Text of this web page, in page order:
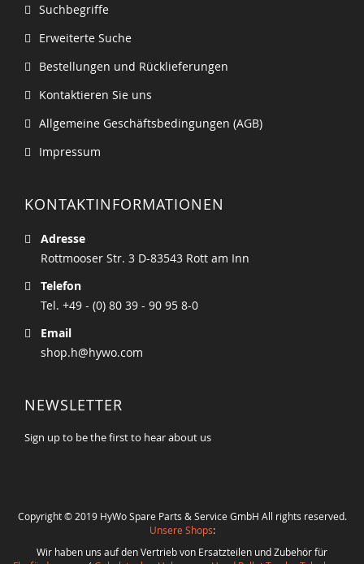
Suchbegriffe
Erweiterte Suche
Bestellungen und Rücklieferungen
Kontaktieren Sie uns
Allgemeine Geschäftsbedingungen (AGB)
Impressum
KONTAKTINFORMATIONEN
Adresse
Rottmooser Str. 3 D-83543 Rott am Inn
Telefon
Tel. +49 - (0) 80 39 - 90 95 8-0
Email
shop.h@hywo.com
NEWSLETTER
Sign up to be the first to hear about us
Copyright © 2019 HyWo Spare Parts & Service GmbH All rights reserved.
Unsere Shops:
Wir haben uns auf den Vertrieb von Ersatzteilen und Zubehör für